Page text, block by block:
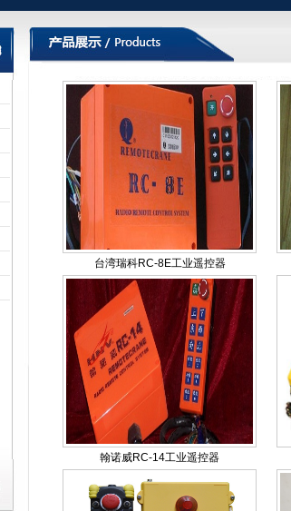
台湾瑞科RC-8E工业遥控器
翰诺威RC-14工业遥控器